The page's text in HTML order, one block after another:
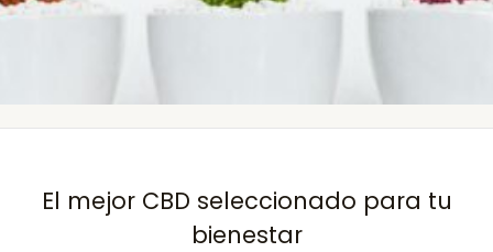
El mejor CBD seleccionado para tu
bienestar